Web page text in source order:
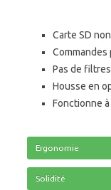
Carte SD
Pas de
Housse en
Fonctionne
Ergonomie
Solidité